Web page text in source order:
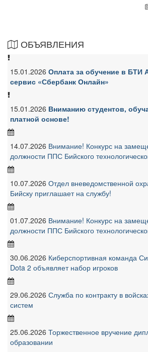
ОБЪЯВЛЕНИЯ
15.01.2026 Оплата за обучение в БТИ
сервис «Сбербанк Онлайн»
15.01.2026 Вниманию студентов,
платной основе!
14.07.2026 Внимание! Конкурс на
должности ППС Бийского
10.07.2026 Отдел вневедомственной
Бийску приглашает на службу!
01.07.2026 Внимание! Конкурс на
должности ППС Бийского
30.06.2026 Киберспортивная команда
Dota 2 объявляет набор игроков
29.06.2026 Служба по контракту в
систем
25.06.2026 Торжественное вручение
образовании